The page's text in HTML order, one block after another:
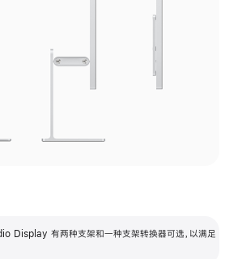
Display 有两种支架和一种支架转换器可选，以满足